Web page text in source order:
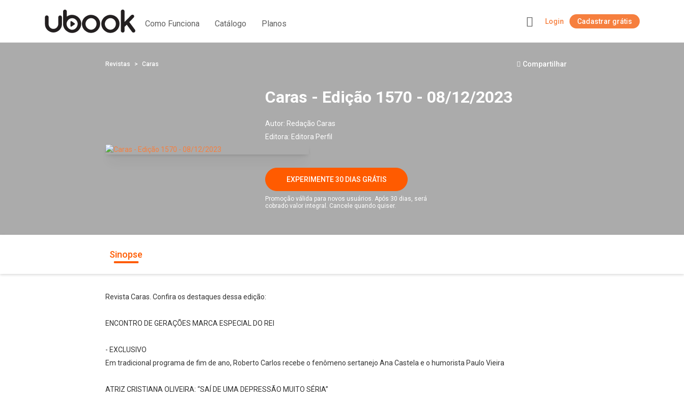
Como Funciona Catálogo Planos Login Cadastrar grátis
Revistas Caras Compartilhar
Caras - Edição 1570 - 08/12/2023
Autor: Redação Caras
Editora: Editora Perfil
EXPERIMENTE 30 DIAS GRÁTIS
Promoção válida para novos usuários. Após 30 dias, será
cobrado valor integral. Cancele quando quiser.
Sinopse
Revista Caras. Confira os destaques dessa edição:
ENCONTRO DE GERAÇÕES MARCA ESPECIAL DO REI
- EXCLUSIVO
Em tradicional programa de fim de ano, Roberto Carlos recebe o fenômeno sertanejo Ana Castela e o humorista Paulo Vieira
ATRIZ CRISTIANA OLIVEIRA: “SAÍ DE UMA DEPRESSÃO MUITO SÉRIA”